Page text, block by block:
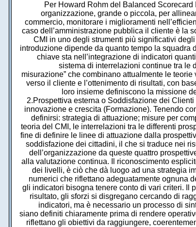
Per Howard Rohm del Balanced
organizzazione, grande o piccola, per
commercio, monitorare i miglioramenti
caso dell’amministrazione pubblica il cliente è la
CMI in uno degli strumenti più significativi
introduzione dipende da quanto tempo la
chiave sta nell’integrazione di indicatori
sistema di interrelazioni continue tra le
misurazione” che combinano attualmente le
verso il cliente e l’ottenimento di risultati, con
loro insieme definiscono la missione
2.Prospettiva esterna o Soddisfazione dei
innovazione e crescita (Formazione). Tenendo
definirsi: strategia di attuazione; misure per
teoria del CMI, le interrelazioni tra le differenti
fine di definire le linee di attuazione dalla
soddisfazione dei cittadini, il che si traduce nei
dell’organizzazione da queste quattro
alla valutazione continua. Il riconoscimento
dei livelli, è ciò che dà luogo ad una strategia
numerici che riflettano adeguatamente ognuna
gli indicatori bisogna tenere conto di vari criteri. Il
risultato, gli sforzi si disgregano cercando di
indicatori, ma è necessario un processo di
siano definiti chiaramente prima di rendere
riflettano gli obiettivi da raggiungere,